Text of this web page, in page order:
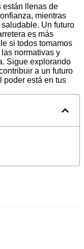
están llenas de
mientras
Un futuro
es más
si todos tomamos
normativas y
Sigue explorando
a un futuro
poder está en tus